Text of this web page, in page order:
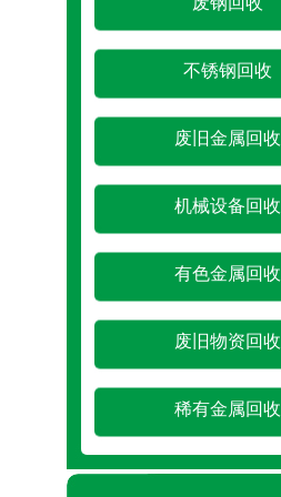
不锈钢回收
废旧金属回收
机械设备回收
有色金属回收
废旧物资回收
稀有金属回收